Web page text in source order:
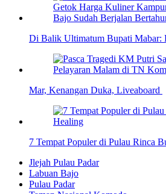
Di Balik Ultimatum Bupati
Mar, Kenangan Duka, Liveaboard
7 Tempat Populer di Pulau Rinca
Jlejah Pulau Padar
Labuan Bajo
Pulau Padar